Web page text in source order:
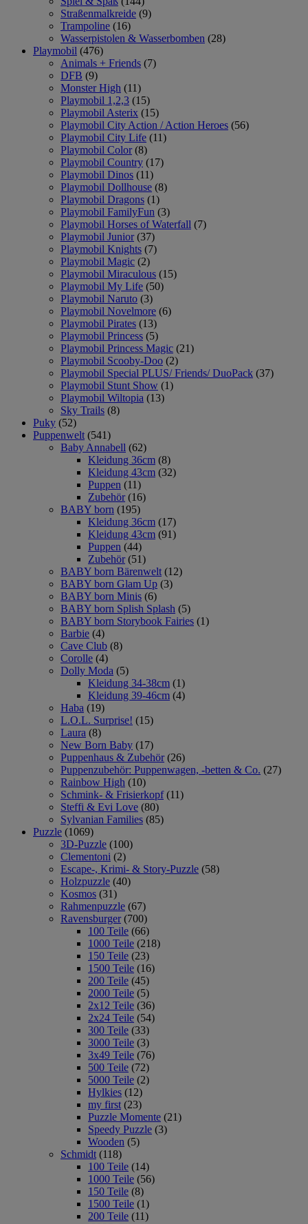
Straßenmalkreide (9)
Trampoline (16)
Wasserpistolen & Wasserbomben (28)
Playmobil (476)
Animals + Friends (7)
DFB (9)
Monster High (11)
Playmobil 1,2,3 (15)
Playmobil Asterix (15)
Playmobil City Action / Action Heroes (56)
Playmobil City Life (11)
Playmobil Color (8)
Playmobil Country (17)
Playmobil Dinos (11)
Playmobil Dollhouse (8)
Playmobil Dragons (1)
Playmobil FamilyFun (3)
Playmobil Horses of Waterfall (7)
Playmobil Junior (37)
Playmobil Knights (7)
Playmobil Magic (2)
Playmobil Miraculous (15)
Playmobil My Life (50)
Playmobil Naruto (3)
Playmobil Novelmore (6)
Playmobil Pirates (13)
Playmobil Princess (5)
Playmobil Princess Magic (21)
Playmobil Scooby-Doo (2)
Playmobil Special PLUS/ Friends/ DuoPack (37)
Playmobil Stunt Show (1)
Playmobil Wiltopia (13)
Sky Trails (8)
Puky (52)
Puppenwelt (541)
Baby Annabell (62)
Kleidung 36cm (8)
Kleidung 43cm (32)
Puppen (11)
Zubehör (16)
BABY born (195)
Kleidung 36cm (17)
Kleidung 43cm (91)
Puppen (44)
Zubehör (51)
BABY born Bärenwelt (12)
BABY born Glam Up (3)
BABY born Minis (6)
BABY born Splish Splash (5)
BABY born Storybook Fairies (1)
Barbie (4)
Cave Club (8)
Corolle (4)
Dolly Moda (5)
Kleidung 34-38cm (1)
Kleidung 39-46cm (4)
Haba (19)
L.O.L. Surprise! (15)
Laura (8)
New Born Baby (17)
Puppenhaus & Zubehör (26)
Puppenzubehör: Puppenwagen, -betten & Co. (27)
Rainbow High (10)
Schmink- & Frisierkopf (11)
Steffi & Evi Love (80)
Sylvanian Families (85)
Puzzle (1069)
3D-Puzzle (100)
Clementoni (2)
Escape-, Krimi- & Story-Puzzle (58)
Holzpuzzle (40)
Kosmos (31)
Rahmenpuzzle (67)
Ravensburger (700)
100 Teile (66)
1000 Teile (218)
150 Teile (23)
1500 Teile (16)
200 Teile (45)
2000 Teile (5)
2x12 Teile (36)
2x24 Teile (54)
300 Teile (33)
3000 Teile (3)
3x49 Teile (76)
500 Teile (72)
5000 Teile (2)
Hylkies (12)
my first (23)
Puzzle Momente (21)
Speedy Puzzle (3)
Wooden (5)
Schmidt (118)
100 Teile (14)
1000 Teile (56)
150 Teile (8)
1500 Teile (1)
200 Teile (11)